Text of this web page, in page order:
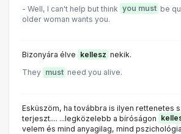
- Well, I can't help but think you must be
older woman wants you.
Bizonyára élve kellesz nekik.
They must need you alive.
Esküszöm, ha továbbra is ilyen rettenetes
terjeszt.... ...legközelebb a bíróságon
velem és mind anyagilag, mind